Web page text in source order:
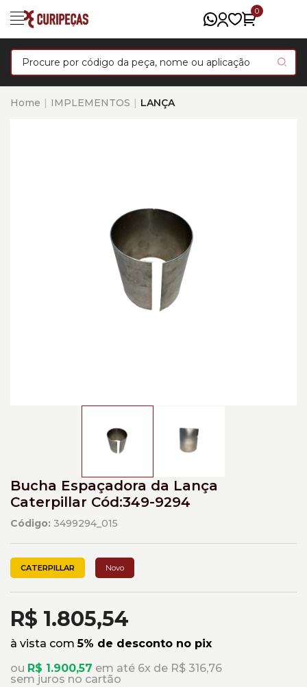
0
Home IMPLEMENTOS LANÇA
Bucha Espaçadora da Lança
Caterpillar Cód:349-9294
Código: 3499294_015
CATERPILLAR Novo
R$ 1.805,54
à vista com5% de desconto no pix
ou R$ 1.900,57 em até 6x de R$ 316,76
sem juros no cartão